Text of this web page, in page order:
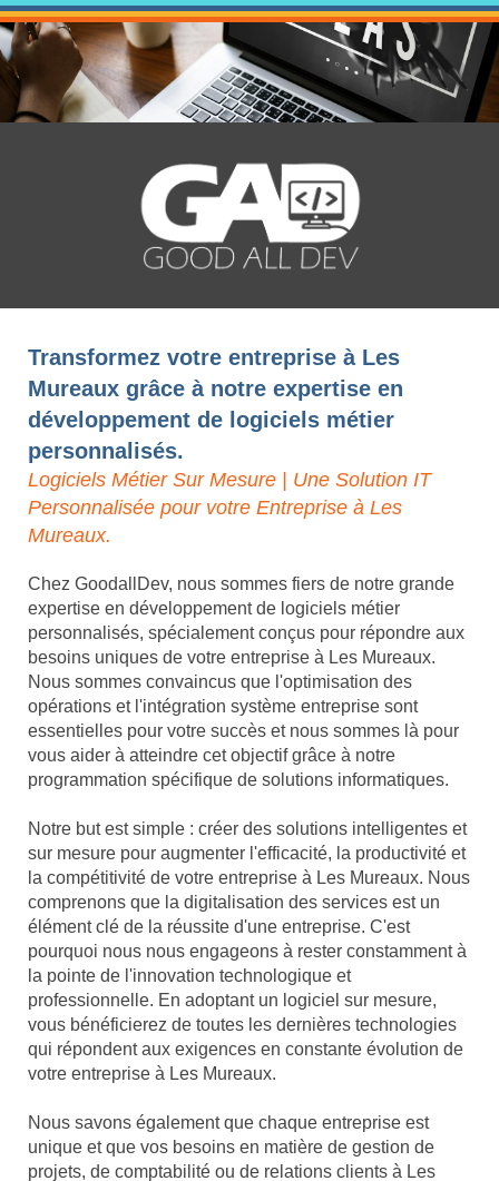
Transformez votre entreprise à Les
Mureaux grâce à notre expertise en
développement de logiciels métier
personnalisés.
Logiciels Métier Sur Mesure | Une Solution IT
Personnalisée pour votre Entreprise à Les
Mureaux.
Chez GoodallDev, nous sommes fiers de notre grande
expertise en développement de logiciels métier
personnalisés, spécialement conçus pour répondre aux
besoins uniques de votre entreprise à Les Mureaux.
Nous sommes convaincus que l'optimisation des
opérations et l'intégration système entreprise sont
essentielles pour votre succès et nous sommes là pour
vous aider à atteindre cet objectif grâce à notre
programmation spécifique de solutions informatiques.
Notre but est simple : créer des solutions intelligentes et
sur mesure pour augmenter l'efficacité, la productivité et
la compétitivité de votre entreprise à Les Mureaux. Nous
comprenons que la digitalisation des services est un
élément clé de la réussite d'une entreprise. C'est
pourquoi nous nous engageons à rester constamment à
la pointe de l'innovation technologique et
professionnelle. En adoptant un logiciel sur mesure,
vous bénéficierez de toutes les dernières technologies
qui répondent aux exigences en constante évolution de
votre entreprise à Les Mureaux.
Nous savons également que chaque entreprise est
unique et que vos besoins en matière de gestion de
projets, de comptabilité ou de relations clients à Les